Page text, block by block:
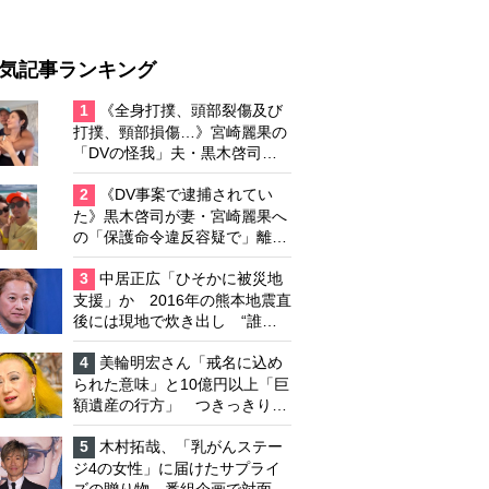
記事ランキング
1
《全身打撲、頭部裂傷及び
打撲、頸部損傷…》宮崎麗果の
「DVの怪我」夫・黒木啓司の
逮捕で始まる「夫婦の闘争」
2
《DV事案で逮捕されてい
た》黒木啓司が妻・宮崎麗果へ
の「保護命令違反容疑で」離婚
協議は「第二ステージ」へ
3
中居正広「ひそかに被災地
支援」か 2016年の熊本地震直
後には現地で炊き出し “誰に
も知られなくて良い”と、むし
ろ強まる福祉活動への思い
4
美輪明宏さん「戒名に込め
られた意味」と10億円以上「巨
額遺産の行方」 つきっきりで
私生活をサポートしていた元俳
優が相続か
5
木村拓哉、「乳がんステー
ジ4の女性」に届けたサプライ